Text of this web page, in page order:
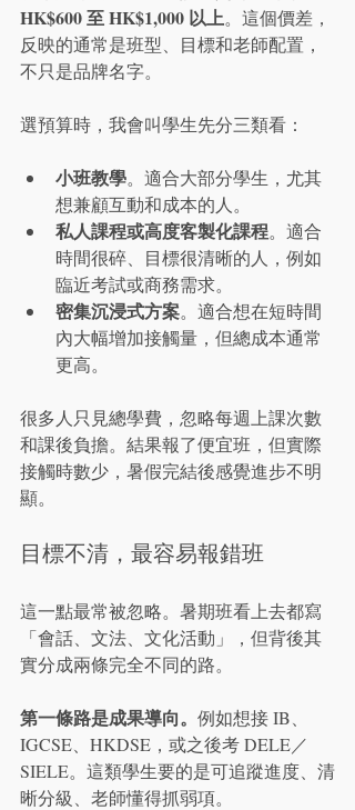
HK$600 至 HK$1,000 以上。這個價差，
反映的通常是班型、目標和老師配置，
不只是品牌名字。
選預算時，我會叫學生先分三類看：
小班教學。適合大部分學生，尤其
想兼顧互動和成本的人。
私人課程或高度客製化課程。適合
時間很碎、目標很清晰的人，例如
臨近考試或商務需求。
密集沉浸式方案。適合想在短時間
內大幅增加接觸量，但總成本通常
更高。
很多人只見總學費，忽略每週上課次數
和課後負擔。結果報了便宜班，但實際
接觸時數少，暑假完結後感覺進步不明
顯。
目標不清，最容易報錯班
這一點最常被忽略。暑期班看上去都寫
「會話、文法、文化活動」，但背後其
實分成兩條完全不同的路。
第一條路是成果導向。 例如想接 IB、
IGCSE、HKDSE，或之後考 DELE／
SIELE。這類學生要的是可追蹤進度、清
晰分級、老師懂得抓弱項。